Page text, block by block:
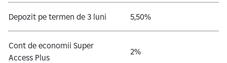
Depozit pe termen de 3 luni 5,50%
Cont de economii Super
Access Plus
2%